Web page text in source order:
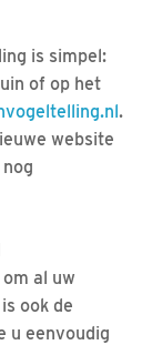
is simpel:
of op het
.
website
al uw
ook de
u eenvoudig